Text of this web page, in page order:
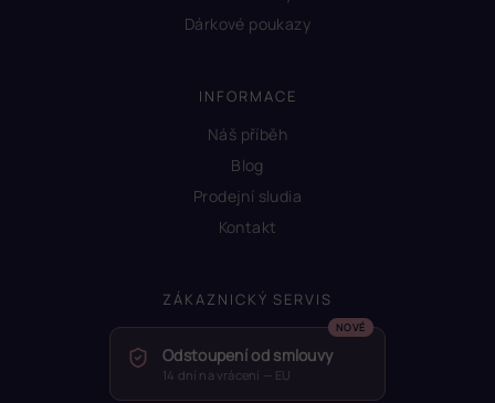
Dárkové poukazy
INFORMACE
Náš příběh
Blog
Prodejní sludia
Kontakt
ZÁKAZNICKÝ SERVIS
Odstoupení od smlouvy
14 dní na vrácení — EU